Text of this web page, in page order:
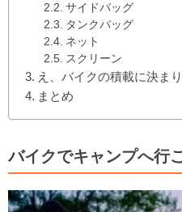
サイドバッグ
タンクバッグ
ネット
スクリーン
え、バイクの積載に決ま
まとめ
バイクでキャンプへ行